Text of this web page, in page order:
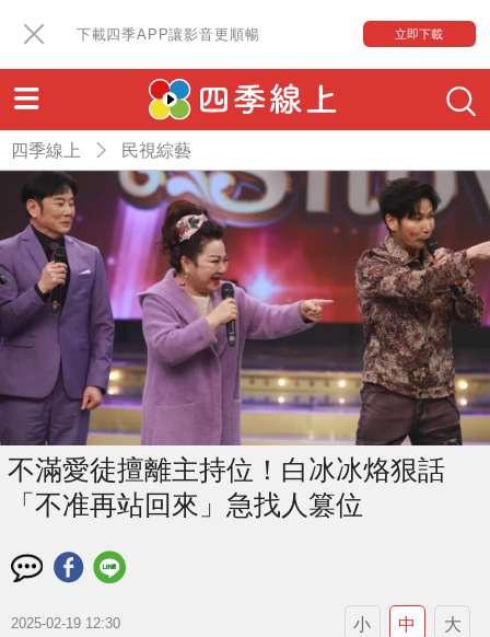
下載四季APP讓影音更順暢 立即下載
四季線上 民視綜藝
不滿愛徒擅離主持位！白冰冰烙狠話
「不准再站回來」急找人篡位
2025-02-19 12:30 小 中 大